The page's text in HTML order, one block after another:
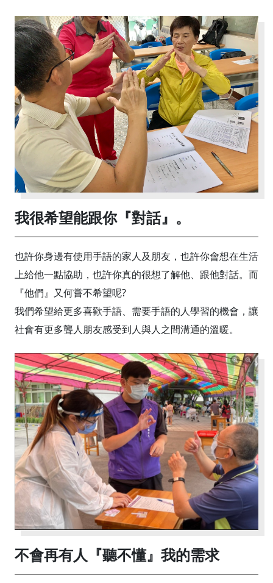
我很希望能跟你『對話』。
也許你身邊有使用手語的家人及朋友，也許你會想在生活
上給他一點協助，也許你真的很想了解他、跟他對話。而
『他們』又何嘗不希望呢?
我們希望給更多喜歡手語、需要手語的人學習的機會，讓
社會有更多聾人朋友感受到人與人之間溝通的溫暖。
不會再有人『聽不懂』我的需求